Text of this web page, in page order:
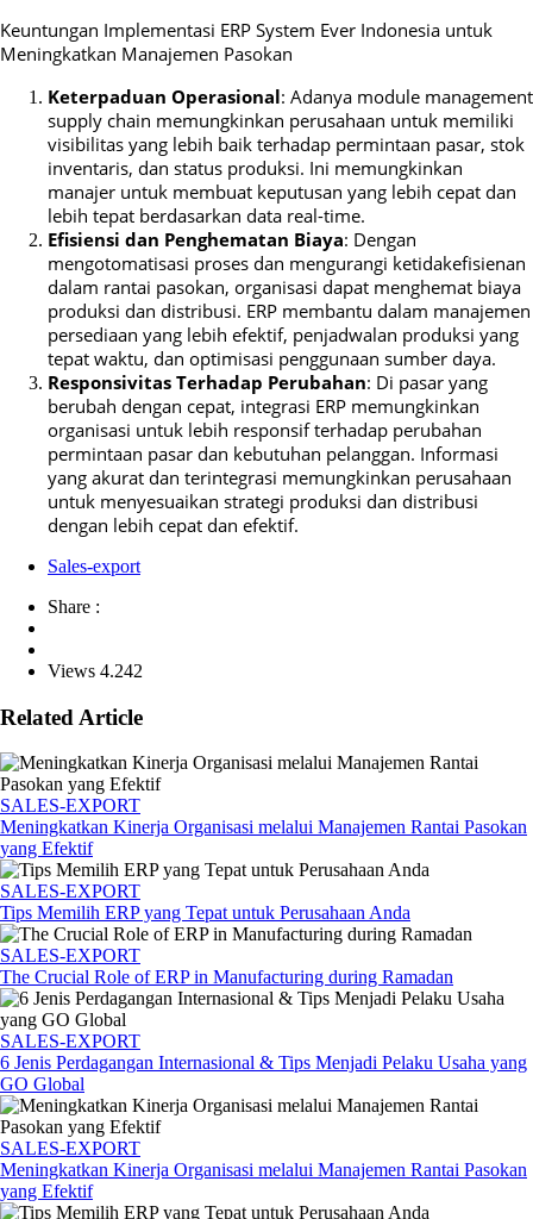
Keuntungan Implementasi ERP System Ever Indonesia untuk
Meningkatkan Manajemen Pasokan
Keterpaduan Operasional: Adanya module management
supply chain memungkinkan perusahaan untuk memiliki
visibilitas yang lebih baik terhadap permintaan pasar, stok
inventaris, dan status produksi. Ini memungkinkan
manajer untuk membuat keputusan yang lebih cepat dan
lebih tepat berdasarkan data real-time.
Efisiensi dan Penghematan Biaya: Dengan
mengotomatisasi proses dan mengurangi ketidakefisienan
dalam rantai pasokan, organisasi dapat menghemat biaya
produksi dan distribusi. ERP membantu dalam manajemen
persediaan yang lebih efektif, penjadwalan produksi yang
tepat waktu, dan optimisasi penggunaan sumber daya.
Responsivitas Terhadap Perubahan: Di pasar yang
berubah dengan cepat, integrasi ERP memungkinkan
organisasi untuk lebih responsif terhadap perubahan
permintaan pasar dan kebutuhan pelanggan. Informasi
yang akurat dan terintegrasi memungkinkan perusahaan
untuk menyesuaikan strategi produksi dan distribusi
dengan lebih cepat dan efektif.
Sales-export
Share :
Views 4.242
Related Article
SALES-EXPORT
Meningkatkan Kinerja Organisasi melalui Manajemen Rantai Pasokan
yang Efektif
SALES-EXPORT
Tips Memilih ERP yang Tepat untuk Perusahaan Anda
SALES-EXPORT
The Crucial Role of ERP in Manufacturing during Ramadan
SALES-EXPORT
6 Jenis Perdagangan Internasional & Tips Menjadi Pelaku Usaha yang
GO Global
SALES-EXPORT
Meningkatkan Kinerja Organisasi melalui Manajemen Rantai Pasokan
yang Efektif